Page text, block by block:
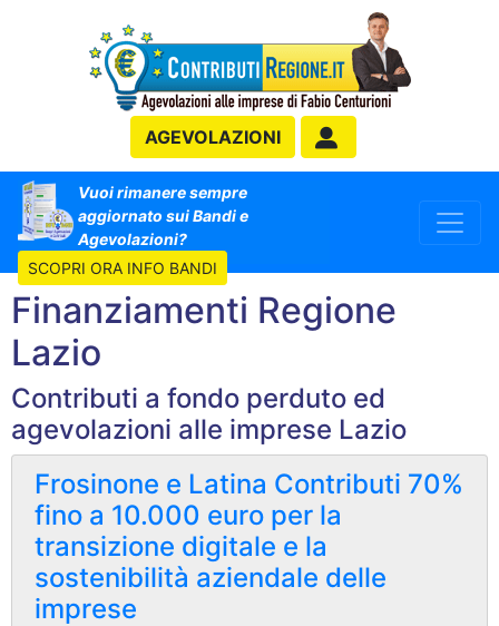
AGEVOLAZIONI
Vuoi rimanere sempre
aggiornato sui Bandi e
Agevolazioni?
SCOPRI ORA INFO BANDI
Finanziamenti Regione
Lazio
Contributi a fondo perduto ed
agevolazioni alle imprese Lazio
Frosinone e Latina Contributi 70%
fino a 10.000 euro per la
transizione digitale e la
sostenibilità aziendale delle
imprese